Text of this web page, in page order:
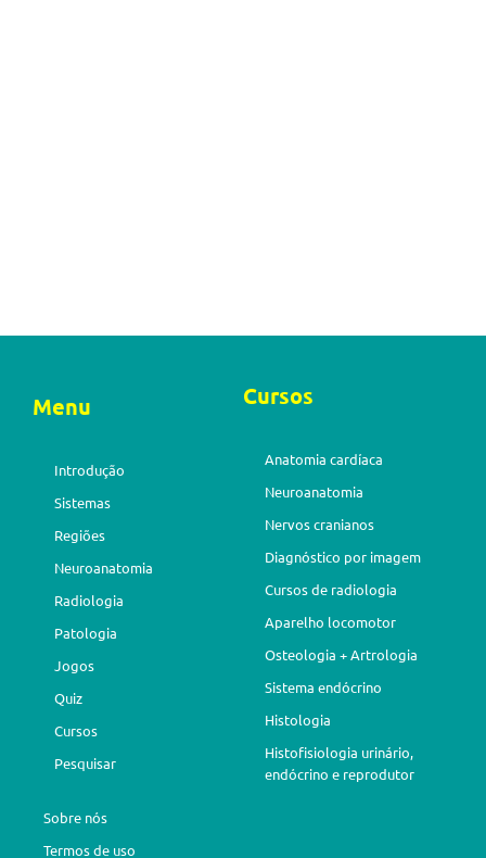
Menu
Introdução
Sistemas
Regiões
Neuroanatomia
Radiologia
Patologia
Jogos
Quiz
Cursos
Pesquisar
Cursos
Anatomia cardíaca
Neuroanatomia
Nervos cranianos
Diagnóstico por imagem
Cursos de radiologia
Aparelho locomotor
Osteologia + Artrologia
Sistema endócrino
Histologia
Histofisiologia urinário,
endócrino e reprodutor
Sobre nós
Termos de uso